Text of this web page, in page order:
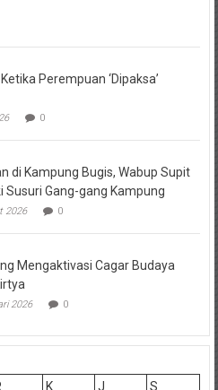
Perempuan ‘Dipaksa’
0
di Kampung Bugis, Wabup Supit
Susuri Gang-gang Kampung
2026 0
Mengaktivasi Cagar Budaya
2026 0
K J S